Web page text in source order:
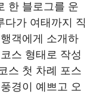
한 블로그를 운
다가 여태까지 직
객에게 소개하
스 형태로 작성
스 첫 차례 포스
경이 예쁘고 오